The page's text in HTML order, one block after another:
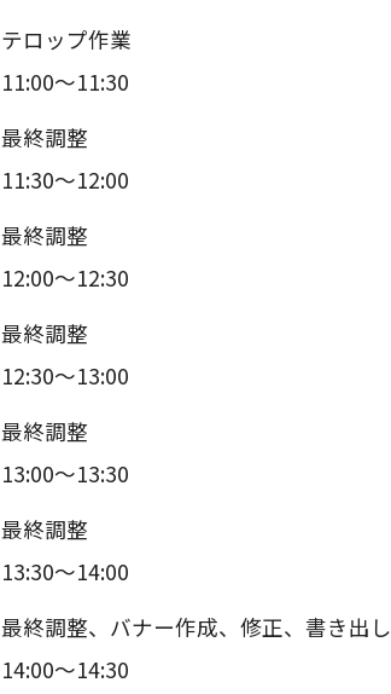
テロップ作業
11:00～11:30
最終調整
11:30～12:00
最終調整
12:00～12:30
最終調整
12:30～13:00
最終調整
13:00～13:30
最終調整
13:30～14:00
最終調整、バナー作成、修正、書き出し
14:00～14:30